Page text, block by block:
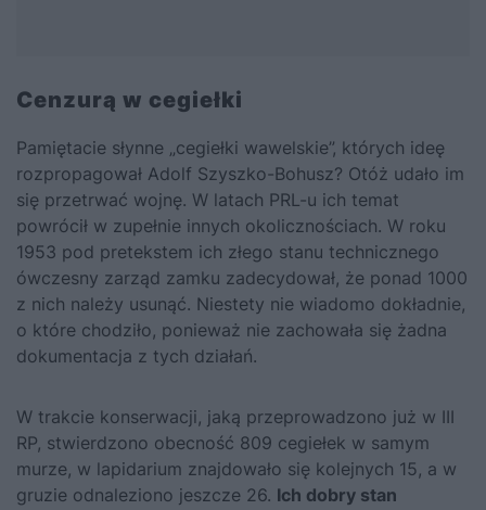
Cenzurą w cegiełki
Pamiętacie słynne „cegiełki wawelskie”, których ideę
rozpropagował Adolf Szyszko-Bohusz? Otóż udało im
się przetrwać wojnę. W latach PRL-u ich temat
powrócił w zupełnie innych okolicznościach. W roku
1953 pod pretekstem ich złego stanu technicznego
ówczesny zarząd zamku zadecydował, że ponad 1000
z nich należy usunąć. Niestety nie wiadomo dokładnie,
o które chodziło, ponieważ nie zachowała się żadna
dokumentacja z tych działań.
W trakcie konserwacji, jaką przeprowadzono już w III
RP, stwierdzono obecność 809 cegiełek w samym
murze, w lapidarium znajdowało się kolejnych 15, a w
gruzie odnaleziono jeszcze 26. Ich dobry stan